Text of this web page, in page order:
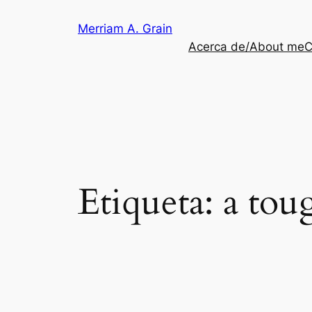
Merriam A. Grain
Acerca de/About me
Etiqueta: a